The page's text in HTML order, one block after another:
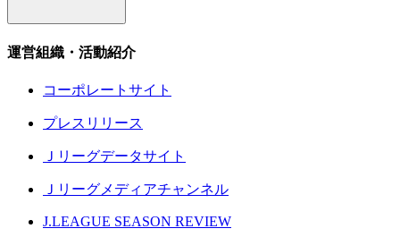
運営組織・活動紹介
コーポレートサイト
プレスリリース
Ｊリーグデータサイト
Ｊリーグメディアチャンネル
J.LEAGUE SEASON REVIEW